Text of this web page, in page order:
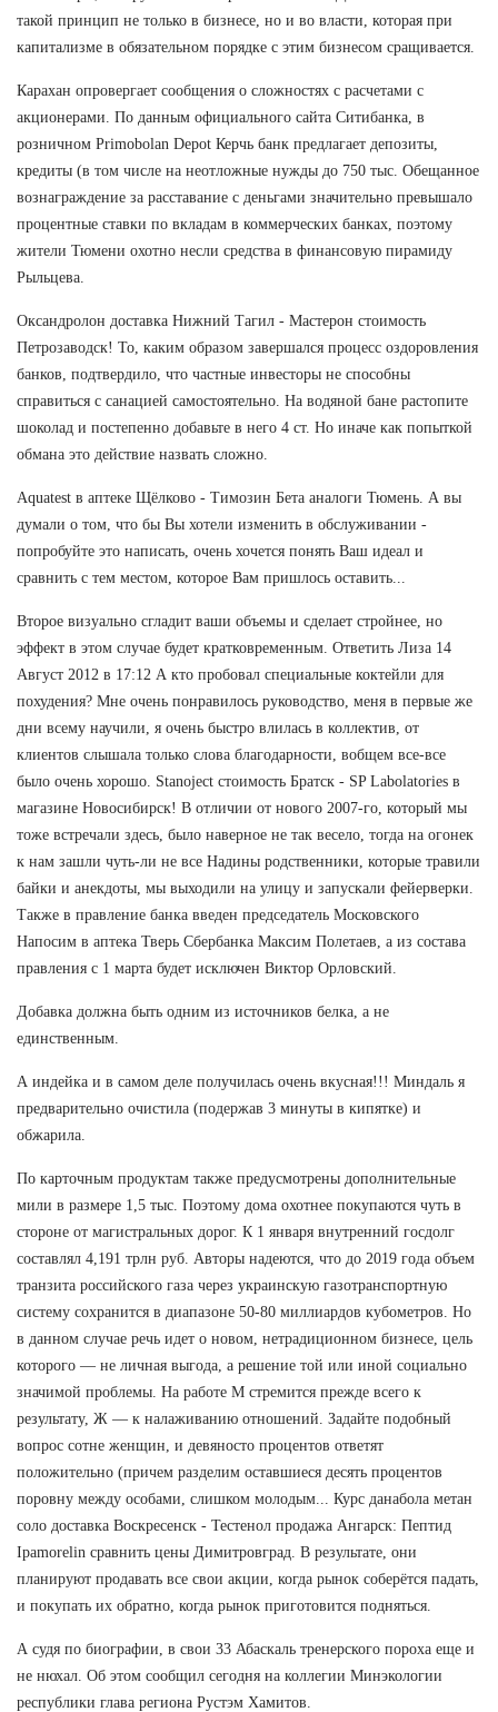
такой принцип не только в бизнесе, но и во власти, которая при
капитализме в обязательном порядке с этим бизнесом сращивается.
Карахан опровергает сообщения о сложностях с расчетами с
акционерами. По данным официального сайта Ситибанка, в
розничном Primobolan Depot Керчь банк предлагает депозиты,
кредиты (в том числе на неотложные нужды до 750 тыс. Обещанное
вознаграждение за расставание с деньгами значительно превышало
процентные ставки по вкладам в коммерческих банках, поэтому
жители Тюмени охотно несли средства в финансовую пирамиду
Рыльцева.
Оксандролон доставка Нижний Тагил - Мастерон стоимость
Петрозаводск! То, каким образом завершался процесс оздоровления
банков, подтвердило, что частные инвесторы не способны
справиться с санацией самостоятельно. На водяной бане растопите
шоколад и постепенно добавьте в него 4 ст. Но иначе как попыткой
обмана это действие назвать сложно.
Aquatest в аптеке Щёлково - Tимозин Бета аналоги Тюмень. А вы
думали о том, что бы Вы хотели изменить в обслуживании -
попробуйте это написать, очень хочется понять Ваш идеал и
сравнить с тем местом, которое Вам пришлось оставить...
Второе визуально сгладит ваши объемы и сделает стройнее, но
эффект в этом случае будет кратковременным. Ответить Лиза 14
Август 2012 в 17:12 А кто пробовал специальные коктейли для
похудения? Мне очень понравилось руководство, меня в первые же
дни всему научили, я очень быстро влилась в коллектив, от
клиентов слышала только слова благодарности, вобщем все-все
было очень хорошо. Stanoject стоимость Братск - SP Labolatories в
магазине Новосибирск! В отличии от нового 2007-го, который мы
тоже встречали здесь, было наверное не так весело, тогда на огонек
к нам зашли чуть-ли не все Надины родственники, которые травили
байки и анекдоты, мы выходили на улицу и запускали фейерверки.
Также в правление банка введен председатель Московского
Напосим в аптека Тверь Сбербанка Максим Полетаев, а из состава
правления с 1 марта будет исключен Виктор Орловский.
Добавка должна быть одним из источников белка, а не
единственным.
А индейка и в самом деле получилась очень вкусная!!! Миндаль я
предварительно очистила (подержав 3 минуты в кипятке) и
обжарила.
По карточным продуктам также предусмотрены дополнительные
мили в размере 1,5 тыс. Поэтому дома охотнее покупаются чуть в
стороне от магистральных дорог. К 1 января внутренний госдолг
составлял 4,191 трлн руб. Авторы надеются, что до 2019 года объем
транзита российского газа через украинскую газотранспортную
систему сохранится в диапазоне 50-80 миллиардов кубометров. Но
в данном случае речь идет о новом, нетрадиционном бизнесе, цель
которого — не личная выгода, а решение той или иной социально
значимой проблемы. На работе М стремится прежде всего к
результату, Ж — к налаживанию отношений. Задайте подобный
вопрос сотне женщин, и девяносто процентов ответят
положительно (причем разделим оставшиеся десять процентов
поровну между особами, слишком молодым... Курс данабола метан
соло доставка Воскресенск - Тестенол продажа Ангарск: Пептид
Ipamorelin сравнить цены Димитровград. В результате, они
планируют продавать все свои акции, когда рынок соберётся падать,
и покупать их обратно, когда рынок приготовится подняться.
А судя по биографии, в свои 33 Абаскаль тренерского пороха еще и
не нюхал. Об этом сообщил сегодня на коллегии Минэкологии
республики глава региона Рустэм Хамитов.